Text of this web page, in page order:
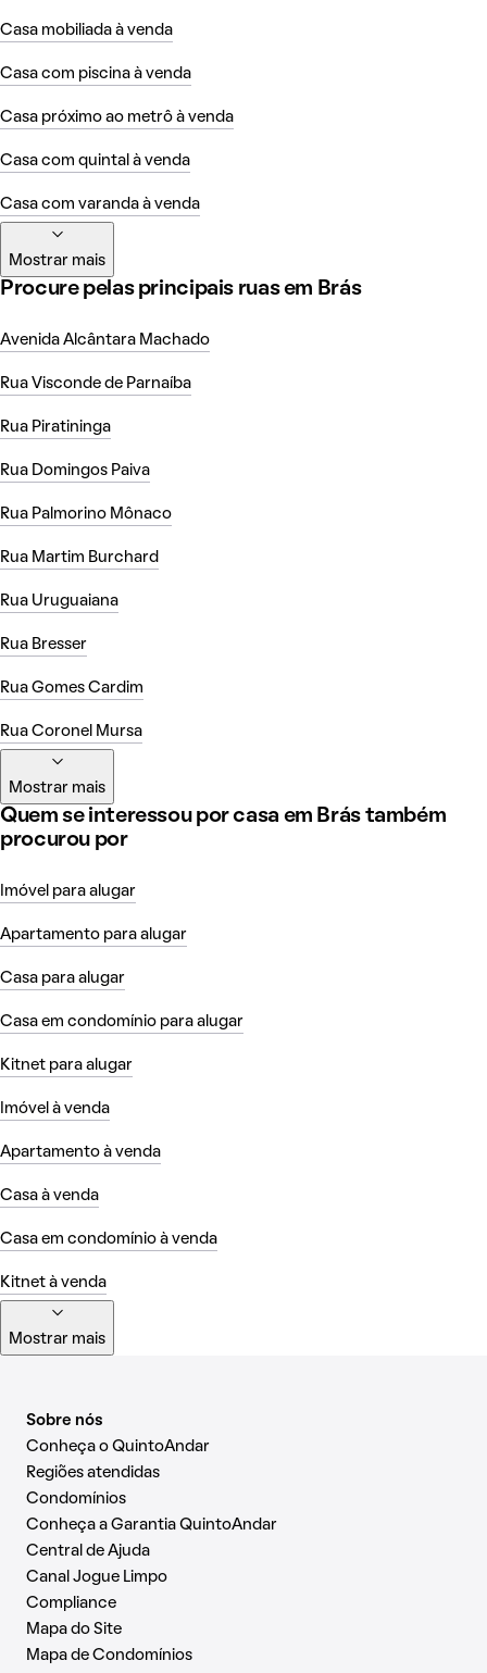
Casa mobiliada à venda
Casa com piscina à venda
Casa próximo ao metrô à venda
Casa com quintal à venda
Casa com varanda à venda
Mostrar mais
Procure pelas principais ruas em Brás
Avenida Alcântara Machado
Rua Visconde de Parnaíba
Rua Piratininga
Rua Domingos Paiva
Rua Palmorino Mônaco
Rua Martim Burchard
Rua Uruguaiana
Rua Bresser
Rua Gomes Cardim
Rua Coronel Mursa
Mostrar mais
Quem se interessou por casa em Brás também
procurou por
Imóvel para alugar
Apartamento para alugar
Casa para alugar
Casa em condomínio para alugar
Kitnet para alugar
Imóvel à venda
Apartamento à venda
Casa à venda
Casa em condomínio à venda
Kitnet à venda
Mostrar mais
Sobre nós
Conheça o QuintoAndar
Regiões atendidas
Condomínios
Conheça a Garantia QuintoAndar
Central de Ajuda
Canal Jogue Limpo
Compliance
Mapa do Site
Mapa de Condomínios